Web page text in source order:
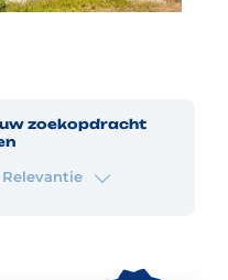
zoekopdracht
Relevantie